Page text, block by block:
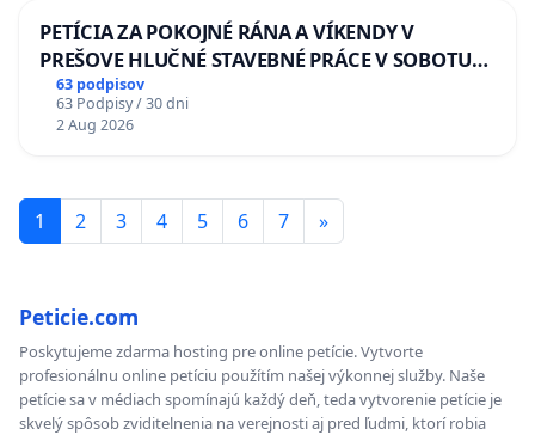
PETÍCIA ZA POKOJNÉ RÁNA A VÍKENDY V
PREŠOVE HLUČNÉ STAVEBNÉ PRÁCE V SOBOTU
LEN OD 9.00 DO 13.00 HOD., CEZ PRACOVNÝ
TÝŽDEŇ CIEĽ 8.00 – 18.00 HOD. A PRAVIDELNÁ
KONTROLA STAVBY C-AREA NA
63 podpisov
63 Podpisy / 30 dni
2 Aug 2026
1 2 3 4 5 6 7 »
Peticie.com
Poskytujeme zdarma hosting pre online petície. Vytvorte
profesionálnu online petíciu použítím našej výkonnej služby. Naše
petície sa v médiach spomínajú každý deň, teda vytvorenie petície je
skvelý spôsob zviditelnenia na verejnosti aj pred ľudmi, ktorí robia